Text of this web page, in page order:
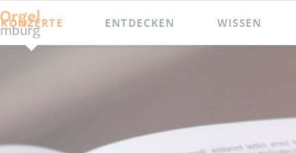
KONZERTE
Festival Hildebrandt-Tage
ENTDECKEN WISSEN
Bach in